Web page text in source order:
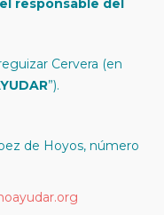
responsable del
Cervera (en
”).
de Hoyos, número